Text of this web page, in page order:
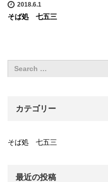
2018.6.1
そば処 七五三
カテゴリー
そば処 七五三
最近の投稿